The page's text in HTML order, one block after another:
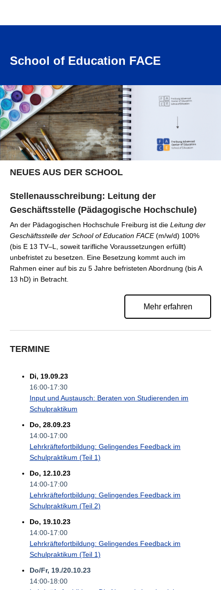
School of Education FACE
NEUES AUS DER SCHOOL
Stellenausschreibung: Leitung der
Geschäftsstelle (Pädagogische Hochschule)
An der Pädagogischen Hochschule Freiburg ist die Leitung der
Geschäftsstelle der School of Education FACE(m/w/d) 100%
(bis E 13 TV–L, soweit tarifliche Voraussetzungen erfüllt)
unbefristet zu besetzen. Eine Besetzung kommt auch im
Rahmen einer auf bis zu 5 Jahre befristeten Abordnung (bis A
13 hD) in Betracht.
Mehr erfahren
TERMINE
Di, 19.09.23
16:00-17:30
Input und Austausch: Beraten von Studierenden im
Schulpraktikum
Do, 28.09.23
14:00-17:00
Lehrkräftefortbildung: Gelingendes Feedback im
Schulpraktikum (Teil 1)
Do, 12.10.23
14:00-17:00
Lehrkräftefortbildung: Gelingendes Feedback im
Schulpraktikum (Teil 2)
Do, 19.10.23
14:00-17:00
Lehrkräftefortbildung: Gelingendes Feedback im
Schulpraktikum (Teil 1)
Do/Fr, 19./20.10.23
14:00-18:00